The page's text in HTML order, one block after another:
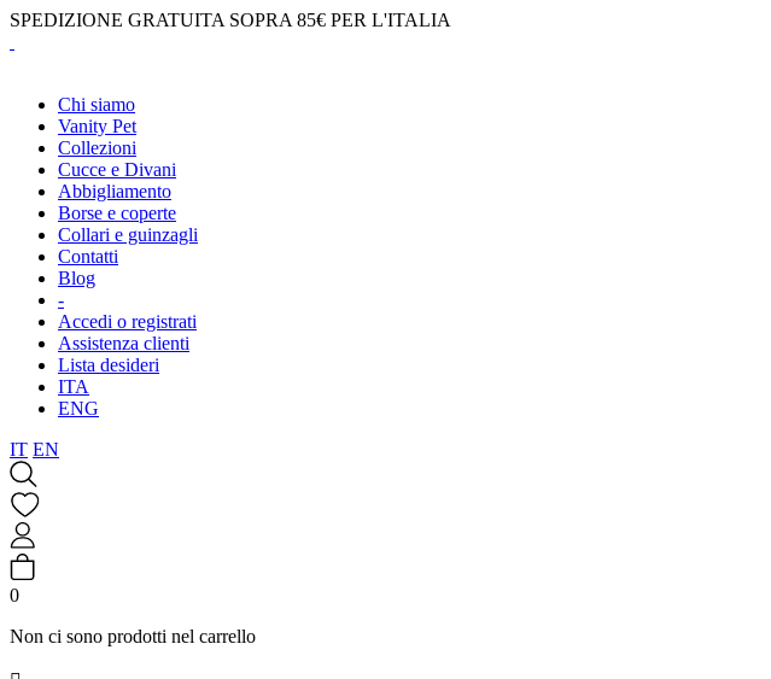
SPEDIZIONE GRATUITA SOPRA 85€ PER L'ITALIA
Chi siamo
Vanity Pet
Collezioni
Cucce e Divani
Abbigliamento
Borse e coperte
Collari e guinzagli
Contatti
Blog
-
Accedi o registrati
Assistenza clienti
Lista desideri
ITA
ENG
IT EN
0
Non ci sono prodotti nel carrello